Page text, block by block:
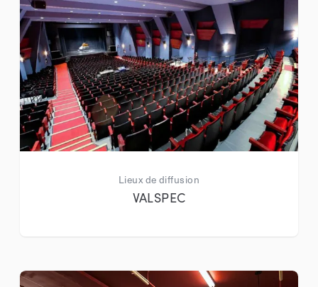
Lieux de diffusion
VALSPEC